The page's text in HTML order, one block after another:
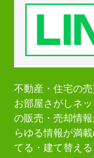
不動産・住宅の
お部屋さがしネ
の販売・売却情
らゆる情報が満
てる・建て替え